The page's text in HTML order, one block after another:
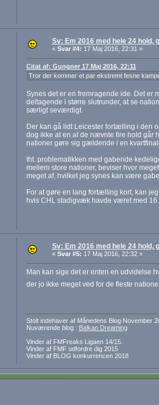
Sv: Em 2016 med hele 24 hold,
« Svar #4: 17 Maj 2016, 22:31 »
Citat af: Gungner 17 Maj 2016, 22:11
Tror der kommer et par ekstremt fesne
Synes det er en fremragende ide. Det
deltagende i større slutrunder, at se
særligt seværdigt.
Der kan gå lidt Leicester fortælling i den
dog ikke at en af de nævnte fire hold går
nationer gøre sig gældende i en
Iht. problematikken med gabende
mellem store nationer, beviser hvor
meget af, hvilket jeg synes kan være
For at gøre en lang fortælling kort, kan
hvis CHL stadigvæk havde været med 16
Sv: Em 2016 med hele 24 hold,
« Svar #5: 17 Maj 2016, 22:32 »
Man kan sige det er enten en udvidelse
der jo ikke meget ved for de fleste
Stolt indehaver af Månedens Blog November
Nuværende blog : Balkan Dreaming
Vinder af FMFreaks Ligaen 14/15.
Vinder af FMF udfordre dig 2015
Vinder af BLOG konkurrencen 2018